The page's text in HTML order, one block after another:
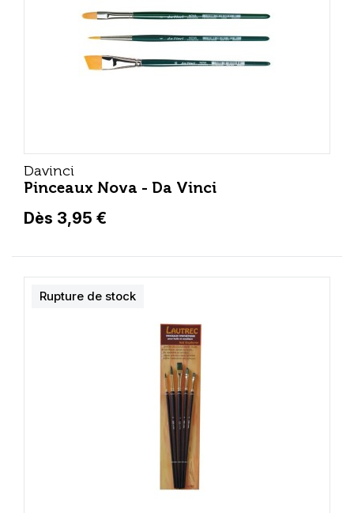
Davinci
Pinceaux Nova - Da Vinci
Dès 3,95 €
Rupture de stock